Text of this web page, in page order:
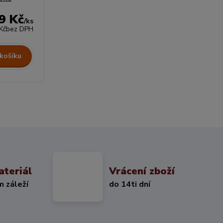
Kč/ks
bez DPH
záleží
Vrácení zboží
do 14ti dní